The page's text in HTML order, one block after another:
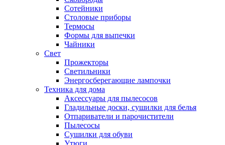
Сотейники
Столовые приборы
Термосы
Формы для выпечки
Чайники
Свет
Прожекторы
Светильники
Энергосберегающие лампочки
Техника для дома
Аксессуары для пылесосов
Гладильные доски, сушилки для белья
Отпариватели и парочистители
Пылесосы
Сушилки для обуви
Утюги